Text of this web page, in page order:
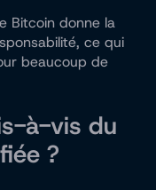
Bitcoin donne la
ce qui
beaucoup de
à-vis du
?